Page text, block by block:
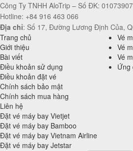
Công Ty TNHH AloTrip – Số ĐK:
Hotline: +84 916 463 066
Địa chỉ: Số 17, Đường Lương Định Của,
Trang chủ
Giới thiệu
Bài viết
Điều khoản sử dụng
Điều khoản đặt vé
Chính sách bảo mật
Chính sách mua hàng
Liên hệ
Vé
Vé
Vé
Ứng
Đặt vé máy bay Vietjet
Đặt vé máy bay Bamboo
Đặt vé máy bay Vietnam Airline
Đặt vé máy bay Jetstar